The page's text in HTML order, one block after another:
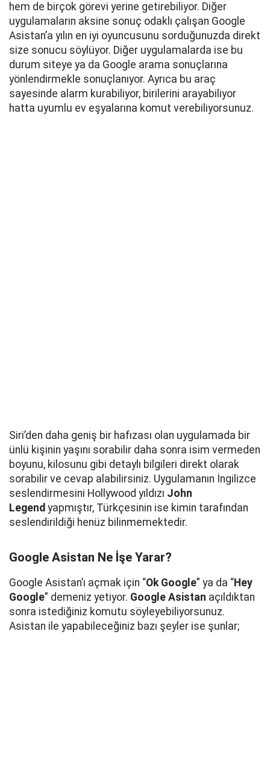
hem de birçok görevi yerine getirebiliyor. Diğer
uygulamaların aksine sonuç odaklı çalışan Google
Asistan’a yılın en iyi oyuncusunu sorduğunuzda direkt
size sonucu söylüyor. Diğer uygulamalarda ise bu
durum siteye ya da Google arama sonuçlarına
yönlendirmekle sonuçlanıyor. Ayrıca bu araç
sayesinde alarm kurabiliyor, birilerini arayabiliyor
hatta uyumlu ev eşyalarına komut verebiliyorsunuz.
Siri’den daha geniş bir hafızası olan uygulamada bir
ünlü kişinin yaşını sorabilir daha sonra isim vermeden
boyunu, kilosunu gibi detaylı bilgileri direkt olarak
sorabilir ve cevap alabilirsiniz. Uygulamanın İngilizce
seslendirmesini Hollywood yıldızı John
Legend yapmıştır, Türkçesinin ise kimin tarafından
seslendirildiği henüz bilinmemektedir.
Google Asistan Ne İşe Yarar?
Google Asistan’ı açmak için “Ok Google” ya da “Hey
Google” demeniz yetiyor. Google Asistan açıldıktan
sonra istediğiniz komutu söyleyebiliyorsunuz.
Asistan ile yapabileceğiniz bazı şeyler ise şunlar;